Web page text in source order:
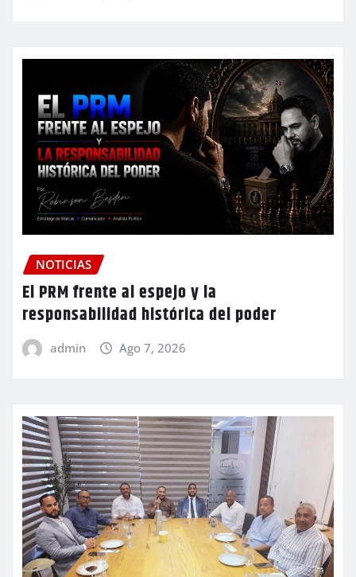
NOTICIAS
El PRM frente al espejo y la
responsabilidad histórica del poder
admin Ago 7, 2026